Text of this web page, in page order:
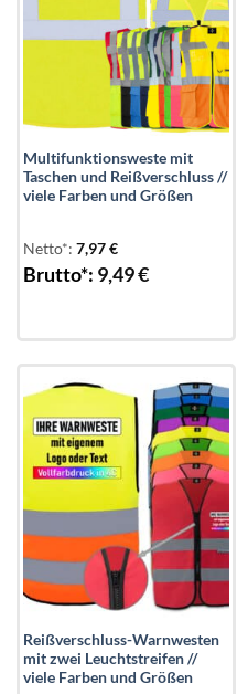
Multifunktionsweste mit
Taschen und Reißverschluss //
viele Farben und Größen
Netto*: 7,97€
Brutto*: 9,49€
wishlist
Reißverschluss-Warnwesten
mit zwei Leuchtstreifen //
viele Farben und Größen